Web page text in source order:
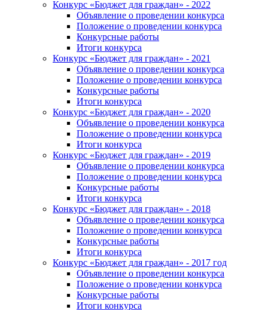
Конкурс «Бюджет для граждан» - 2022
Объявление о проведении конкурса
Положение о проведении конкурса
Конкурсные работы
Итоги конкурса
Конкурс «Бюджет для граждан» - 2021
Объявление о проведении конкурса
Положение о проведении конкурса
Конкурсные работы
Итоги конкурса
Конкурс «Бюджет для граждан» - 2020
Объявление о проведении конкурса
Положение о проведении конкурса
Итоги конкурса
Конкурс «Бюджет для граждан» - 2019
Объявление о проведении конкурса
Положение о проведении конкурса
Конкурсные работы
Итоги конкурса
Конкурс «Бюджет для граждан» - 2018
Объявление о проведении конкурса
Положение о проведении конкурса
Конкурсные работы
Итоги конкурса
Конкурс «Бюджет для граждан» - 2017 год
Объявление о проведении конкурса
Положение о проведении конкурса
Конкурсные работы
Итоги конкурса